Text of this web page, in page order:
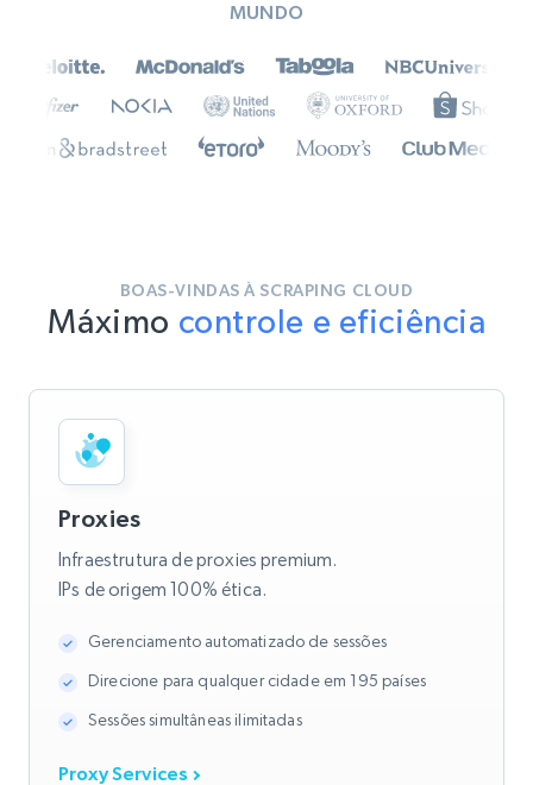
MUNDO
BOAS-VINDAS À SCRAPING CLOUD
Máximo controle e eficiência
Proxies
Infraestrutura de proxies premium.
IPs de origem 100% ética.
Gerenciamento automatizado de sessões
Direcione para qualquer cidade em 195 países
Sessões simultâneas ilimitadas
Proxy Services